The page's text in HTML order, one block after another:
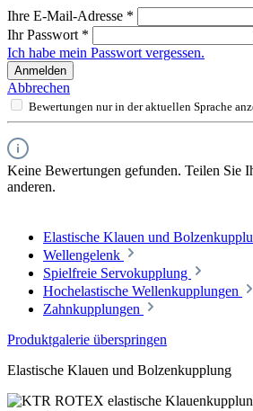
Ihre E-Mail-Adresse *
Ihr Passwort *
Ich habe mein Passwort vergessen.
Anmelden
Abbrechen
Bewertungen nur in der aktuellen Sprache
Keine Bewertungen gefunden. Teilen Sie
anderen.
Elastische Klauen und
Wellengelenk
Spielfreie Servokupplung
Hochelastische Wellenkupplungen
Zahnkupplungen
Produktgalerie überspringen
Elastische Klauen und Bolzenkupplung